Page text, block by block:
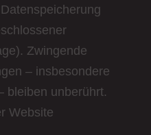
Zwingende
– insbesondere
bleiben unberührt.
Website